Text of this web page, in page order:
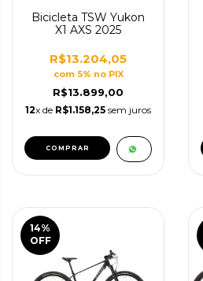
Bicicleta TSW Yukon
X1 AXS 2025
R$13.204,05
com 5% no PIX
R$13.899,00
12x de R$1.158,25 sem juros
COMPRAR
14%
OFF